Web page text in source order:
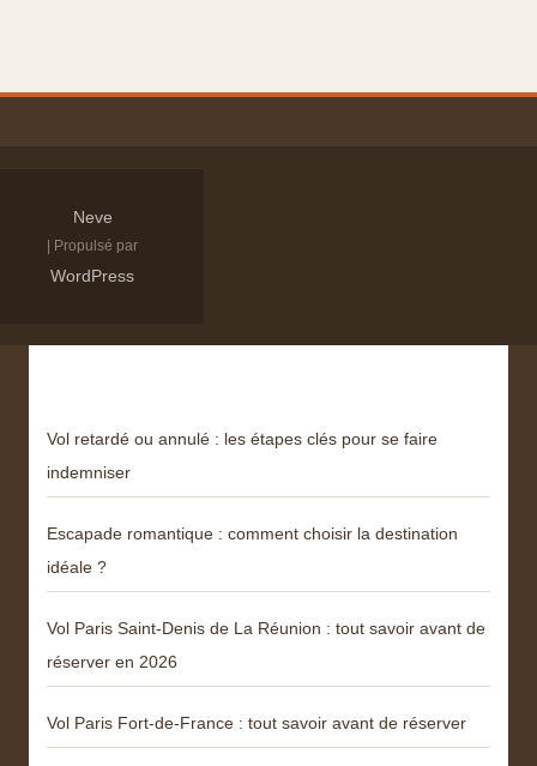
Neve
| Propulsé par
WordPress
Vol retardé ou annulé : les étapes clés pour se faire
indemniser
Escapade romantique : comment choisir la destination
idéale ?
Vol Paris Saint-Denis de La Réunion : tout savoir avant de
réserver en 2026
Vol Paris Fort-de-France : tout savoir avant de réserver